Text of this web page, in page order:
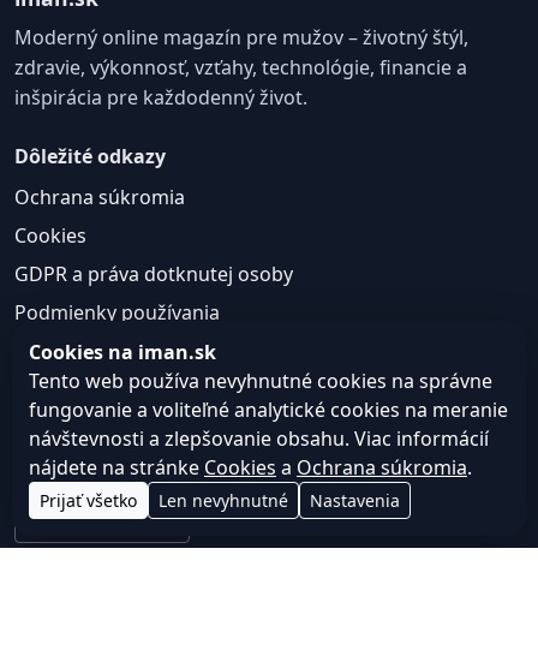
Moderný online magazín pre mužov – životný štýl,
zdravie, výkonnosť, vzťahy, technológie, financie a
inšpirácia pre každodenný život.
Dôležité odkazy
Ochrana súkromia
Cookies
GDPR a práva dotknutej osoby
Podmienky používania
Transparentnosť
Web môže používať nevyhnutné cookies pre správne
fungovanie a voliteľné analytické cookies na
zlepšovanie obsahu a používateľskej skúsenosti.
Nastavenie cookies
Cookies na iman.sk
Tento web používa nevyhnutné cookies na správne
fungovanie a voliteľné analytické cookies na meranie
návštevnosti a zlepšovanie obsahu. Viac informácií
nájdete na stránke Cookies a Ochrana súkromia.
Prijať všetko Len nevyhnutné Nastavenia